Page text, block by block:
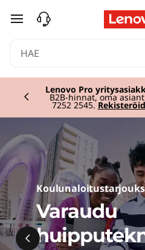
siirry pääsisältöön
Lenovo Pro
B2B-hinnat, oma
7252 2545.
Varaudu